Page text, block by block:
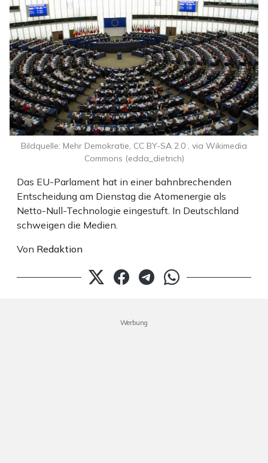
Das EU-Parlament hat in einer bahnbrechenden
Entscheidung am Dienstag die Atomenergie als
Netto-Null-Technologie eingestuft. In Deutschland
schweigen die Medien.
Von Redaktion
Bildquelle: Mehr Demokratie, CC BY-SA 2.0 , via Wikimedia
Commons (edda_dietrich)
Werbung